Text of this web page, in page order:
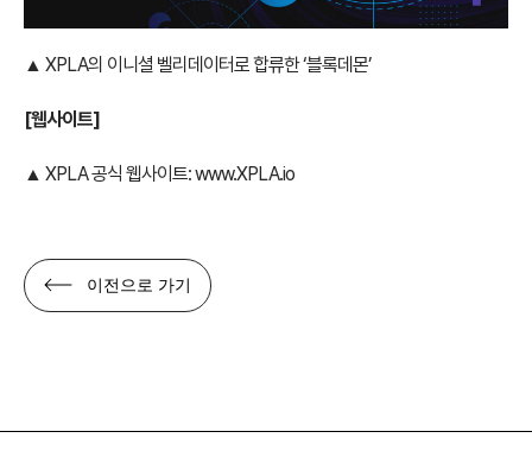
▲ XPLA의 이니셜 벨리데이터로 합류한 ‘블록데몬’
[웹사이트]
▲ XPLA 공식 웹사이트:www.XPLA.io
이전으로 가기